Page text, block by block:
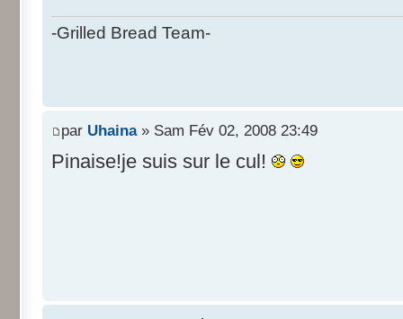
-Grilled Bread Team-
par Uhaina» Sam Fév 02, 2008 23:49
Pinaise!je suis sur le cul!